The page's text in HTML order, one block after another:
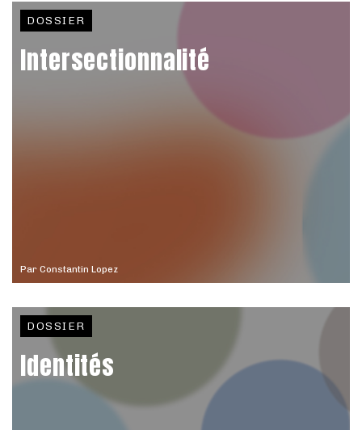
Par Constantin Lopez
DOSSIER
Intersectionnalité
DOSSIER
Identités